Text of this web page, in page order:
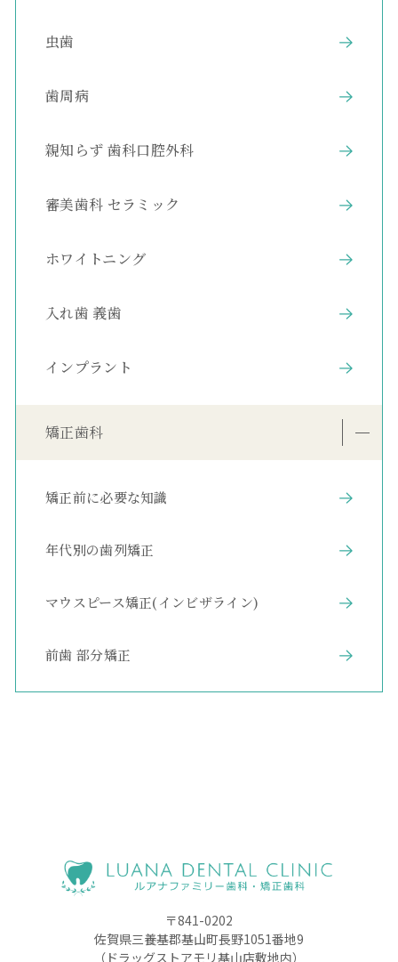
虫歯
歯周病
親知らず 歯科口腔外科
審美歯科 セラミック
ホワイトニング
入れ歯 義歯
インプラント
矯正歯科
矯正前に必要な知識
年代別の歯列矯正
マウスピース矯正(インビザライン)
前歯 部分矯正
〒841-0202
佐賀県三養基郡基山町長野1051番地9
（ドラッグストアモリ基山店敷地内）